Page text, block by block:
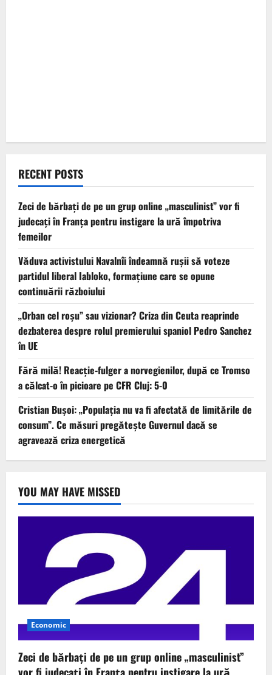
RECENT POSTS
Zeci de bărbați de pe un grup online „masculinist” vor fi
judecați în Franța pentru instigare la ură împotriva
femeilor
Văduva activistului Navalnîi îndeamnă ruşii să voteze
partidul liberal Iabloko, formațiune care se opune
continuării războiului
„Orban cel roșu” sau vizionar? Criza din Ceuta reaprinde
dezbaterea despre rolul premierului spaniol Pedro Sanchez
în UE
Fără milă! Reacție-fulger a norvegienilor, după ce Tromso
a călcat-o în picioare pe CFR Cluj: 5-0
Cristian Bușoi: „Populația nu va fi afectată de limitările de
consum”. Ce măsuri pregătește Guvernul dacă se
agravează criza energetică
YOU MAY HAVE MISSED
Economic
Zeci de bărbați de pe un grup online „masculinist”
vor fi judecați în Franța pentru instigare la ură